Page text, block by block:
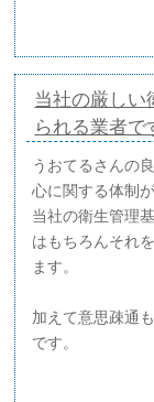
当社の厳しい
られる業者で
うおてるさんの
心に関する体制
当社の衛生管理
はもちろんそれ
ます。
加えて意思疎通
です。